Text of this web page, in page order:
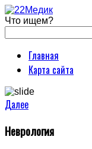
Что ищем?
Главная
Карта сайта
Далее
Неврология